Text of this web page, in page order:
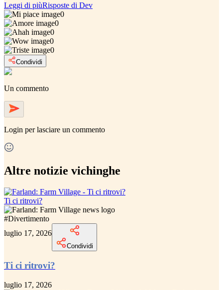
Leggi di piùRisposte di Dev
0
0
0
0
0
Condividi
Un commento
Login per lasciare un commento
Altre notizie vichinghe
Ti ci ritrovi?
#Divertimento
luglio 17, 2026
Condividi
Ti ci ritrovi?
luglio 17, 2026